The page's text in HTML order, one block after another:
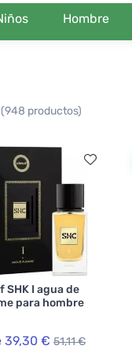
Hombre
(948 productos)
SHK I agua de
para hombre
39,30 € 51,11 €